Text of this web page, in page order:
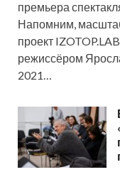
премьера
Напомним,
проект
режиссёром
2021…